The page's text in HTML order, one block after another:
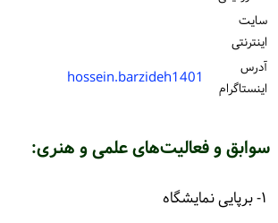
سایت
اینترنتی
آدرس
اینستاگرام
hossein.barzideh1401
سوابق و فعالیت‌های علمی و هنری:
۱- برپایی نمایشگاه